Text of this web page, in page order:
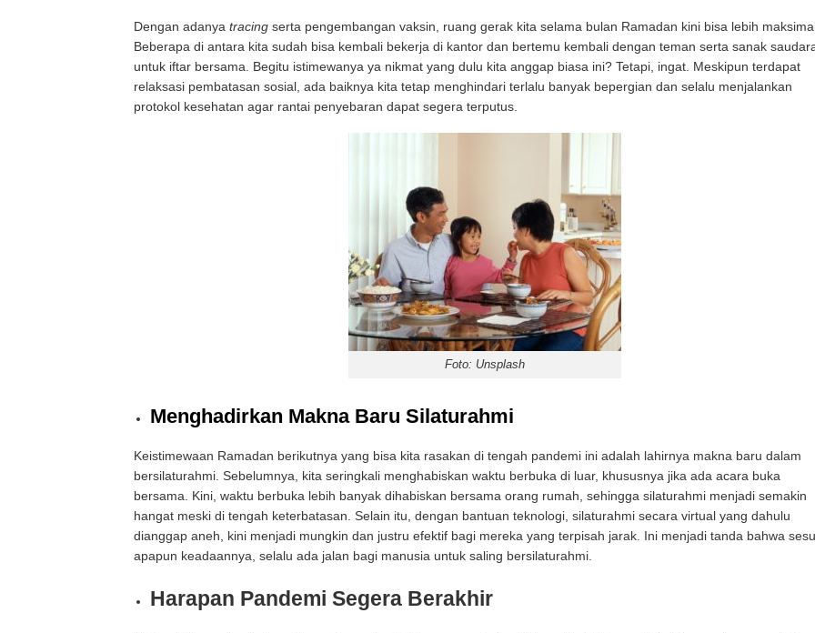
Dengan adanya tracing serta pengembangan vaksin, ruang gerak kita selama bulan Ramadan kini bisa lebih
Beberapa di antara kita sudah bisa kembali bekerja di kantor dan bertemu kembali dengan teman serta sanak
untuk iftar bersama. Begitu istimewanya ya nikmat yang dulu kita anggap biasa ini? Tetapi, ingat. Meskipun terdapat
relaksasi pembatasan sosial, ada baiknya kita tetap menghindari terlalu banyak bepergian dan selalu menjalankan
protokol kesehatan agar rantai penyebaran dapat segera terputus.
Foto: Unsplash
Menghadirkan Makna Baru Silaturahmi
Keistimewaan Ramadan berikutnya yang bisa kita rasakan di tengah pandemi ini adalah lahirnya makna baru dalam
bersilaturahmi. Sebelumnya, kita seringkali menghabiskan waktu berbuka di luar, khususnya jika ada acara buka
bersama. Kini, waktu berbuka lebih banyak dihabiskan bersama orang rumah, sehingga silaturahmi menjadi semakin
hangat meski di tengah keterbatasan. Selain itu, dengan bantuan teknologi, silaturahmi secara virtual yang dahulu
dianggap aneh, kini menjadi mungkin dan justru efektif bagi mereka yang terpisah jarak. Ini menjadi tanda bahwa
apapun keadaannya, selalu ada jalan bagi manusia untuk saling bersilaturahmi.
Harapan Pandemi Segera Berakhir